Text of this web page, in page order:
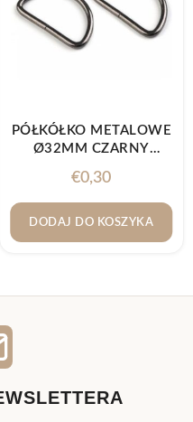
PÓŁKÓŁKO METALOWE
Ø32MM CZARNY
€0,30
DODAJ DO KOSZYKA